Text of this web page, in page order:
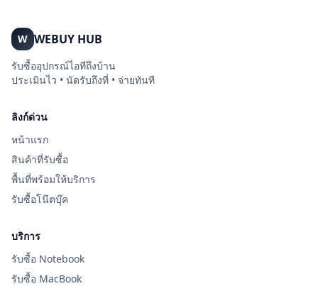
W WEBUY HUB
รับซื้ออุปกรณ์ไอทีถึงบ้าน
ประเมินไว • นัดรับถึงที่ • จ่ายทันที
ลิงก์ด่วน
หน้าแรก
สินค้าที่รับซื้อ
พื้นที่พร้อมให้บริการ
รับซื้อโน๊ตบุ๊ค
บริการ
รับซื้อ Notebook
รับซื้อ MacBook